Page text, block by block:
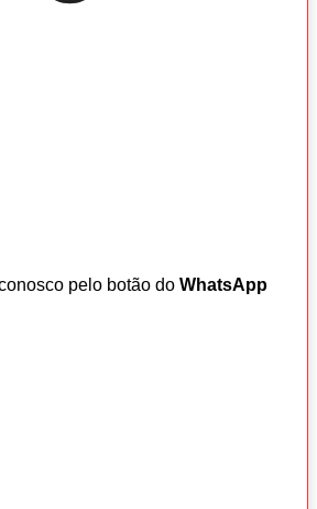
pelo botão do WhatsApp